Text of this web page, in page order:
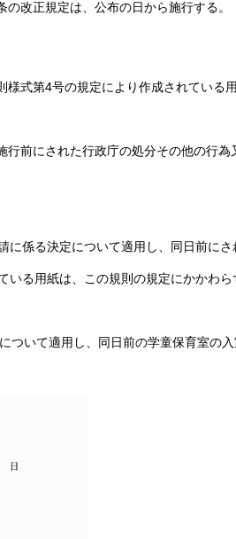
改正規定は、公布の日から施行する。
式第4号の規定により作成されている
前にされた行政庁の処分その他の行
係る決定について適用し、同日前に
る用紙は、この規則の規定にかかわ
いて適用し、同日前の学童保育室の